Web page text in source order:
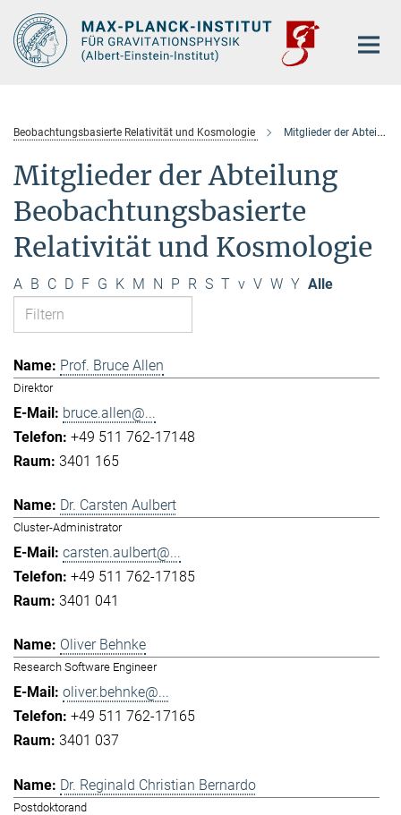
Hauptinhalt
Beobachtungsbasierte Relativität und Kosmologie Mitglieder der Abteilung
Mitglieder der Abteilung
Beobachtungsbasierte
Relativität und Kosmologie
A B C D F G K M N P R S T v V W Y Alle
Prof. Bruce Allen
Direktor
bruce.allen@...
+49 511 762-17148
3401 165
Dr. Carsten Aulbert
Cluster-Administrator
carsten.aulbert@...
+49 511 762-17185
3401 041
Oliver Behnke
Research Software Engineer
oliver.behnke@...
+49 511 762-17165
3401 037
Dr. Reginald Christian Bernardo
Postdoktorand